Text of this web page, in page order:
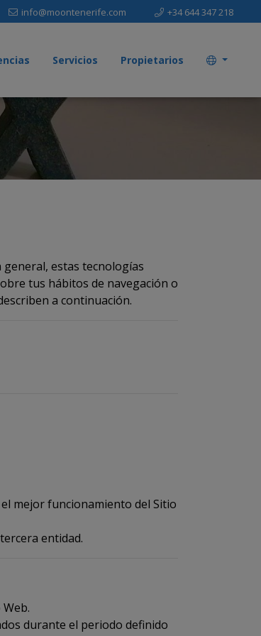
info@moontenerife.com +34 644 347 218
Servicios Propietarios
estas tecnologías
tus hábitos de navegación o
a continuación.
mejor funcionamiento del Sitio
entidad.
durante el periodo definido